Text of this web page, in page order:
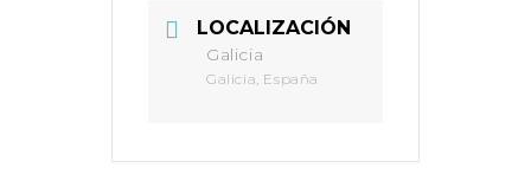
LOCALIZACIÓN
Galicia
Galicia, España